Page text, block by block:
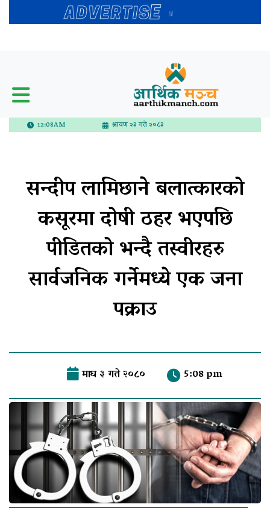
12:08AM श्रावण २३ गते २०८३
सन्दीप लामिछाने बलात्कारको
कसूरमा दोषी ठहर भएपछि
पीडितको भन्दै तस्वीरहरु
सार्वजनिक गर्नेमध्ये एक जना
पक्राउ
माघ ३ गते २०८० 5:08 pm